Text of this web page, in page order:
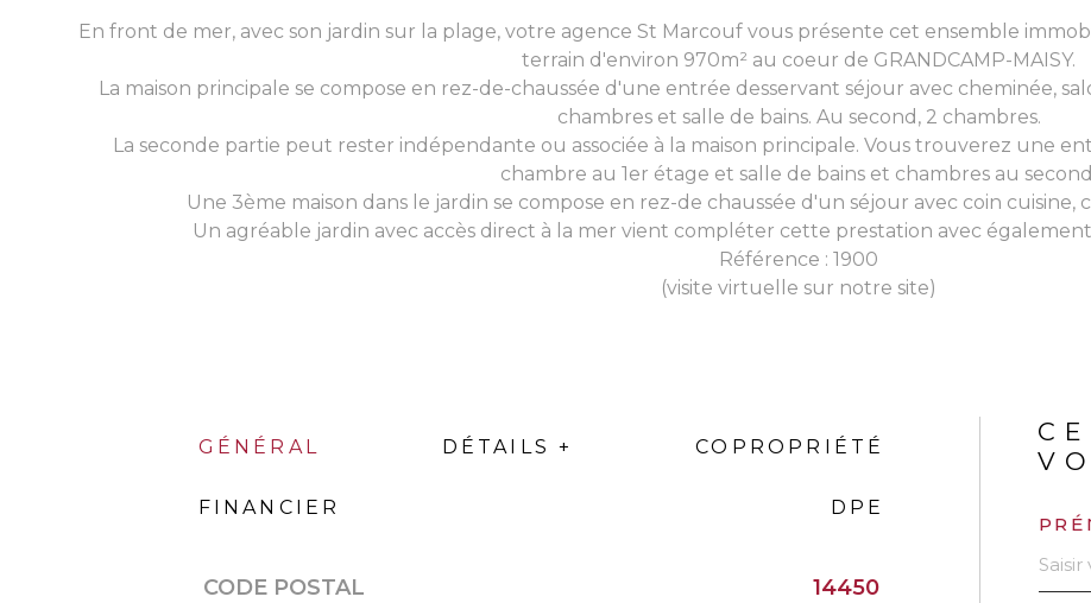
En front de mer, avec son jardin sur la plage, votre agence St Marcouf vous présente cet ensemble
terrain d'environ 970m² au coeur de GRANDCAMP-MAISY.
La maison principale se compose en rez-de-chaussée d'une entrée desservant séjour avec cheminée,
chambres et salle de bains. Au second, 2 chambres.
La seconde partie peut rester indépendante ou associée à la maison principale. Vous trouverez une
chambre au 1er étage et salle de bains et chambres au
Une 3ème maison dans le jardin se compose en rez-de chaussée d'un séjour avec coin cuisine,
Un agréable jardin avec accès direct à la mer vient compléter cette prestation avec
Référence : 1900
(visite virtuelle sur notre site)
GÉNÉRAL DÉTAILS + COPROPRIÉTÉ
FINANCIER DPE
Caractérisque Valeurs
CODE POSTAL 14450